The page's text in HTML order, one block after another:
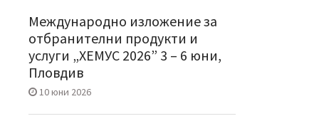
Международно изложение за
отбранителни продукти и
услуги „ХЕМУС 2026” 3 – 6 юни,
Пловдив
10 юни 2026